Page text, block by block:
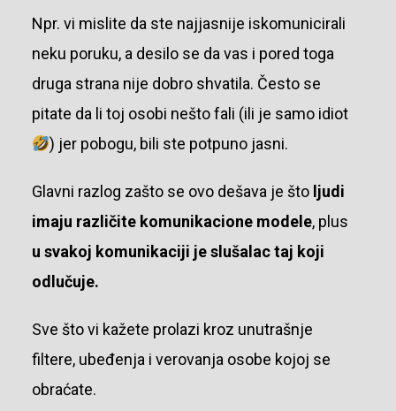
Npr. vi mislite da ste najjasnije iskomunicirali
neku poruku, a desilo se da vas i pored toga
druga strana nije dobro shvatila. Često se
pitate da li toj osobi nešto fali (ili je samo idiot
) jer pobogu, bili ste potpuno jasni.
Glavni razlog zašto se ovo dešava je što ljudi
imaju različite komunikacione modele, plus
u svakoj komunikaciji je slušalac taj koji
odlučuje.
Sve što vi kažete prolazi kroz unutrašnje
filtere, ubeđenja i verovanja osobe kojoj se
obraćate.